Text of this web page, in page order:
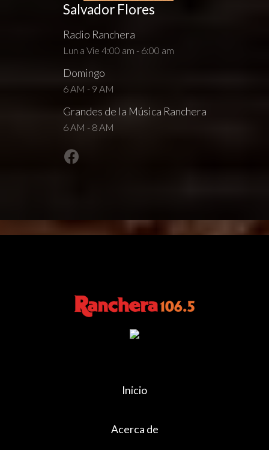
Salvador Flores
Radio Ranchera
Lun a Vie 4:00 am - 6:00 am
Domingo
6 AM - 9 AM
Grandes de la Música Ranchera
6 AM - 8 AM
Inicio
Acerca de